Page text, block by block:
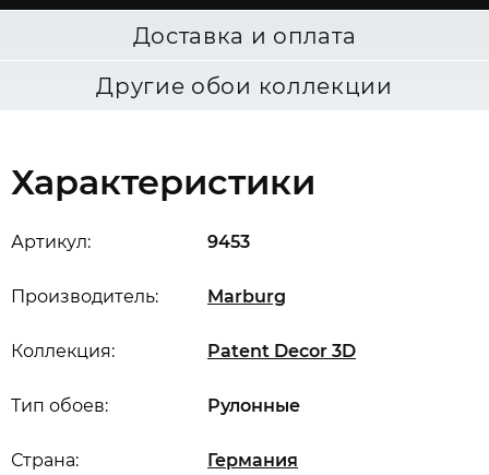
Доставка и оплата
Другие обои коллекции
Характеристики
Артикул: 9453
Производитель: Marburg
Коллекция: Patent Decor 3D
Страна: Германия
Тип обоев: Рулонные